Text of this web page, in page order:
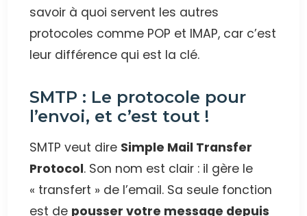
savoir à quoi servent les autres
protocoles comme POP et IMAP, car c’est
leur différence qui est la clé.
SMTP : Le protocole pour
l’envoi, et c’est tout !
SMTP veut dire Simple Mail Transfer
Protocol. Son nom est clair : il gère le
« transfert » de l’email. Sa seule fonction
est de pousser votre message depuis